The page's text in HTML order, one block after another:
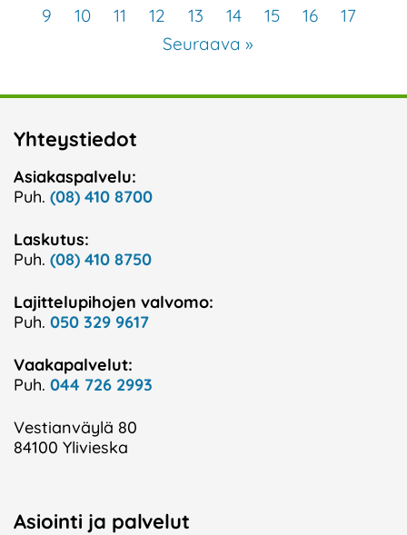
9
10 11 12 13 14 15 16
17
Seuraava »
Yhteystiedot
Asiakaspalvelu:
Puh. (08) 410 8700
Laskutus:
Puh. (08) 410 8750
Lajittelupihojen valvomo:
Puh. 050 329 9617
Vaakapalvelut:
Puh. 044 726 2993
Vestianväylä 80
84100 Ylivieska
Asiointi ja palvelut